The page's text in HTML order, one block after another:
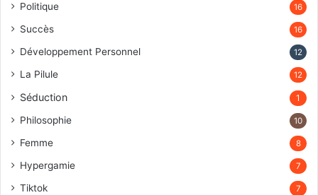
Politique 16
Succès 16
Développement Personnel 12
La Pilule 12
Séduction 1
Philosophie 10
Femme 8
Hypergamie 7
Tiktok 7